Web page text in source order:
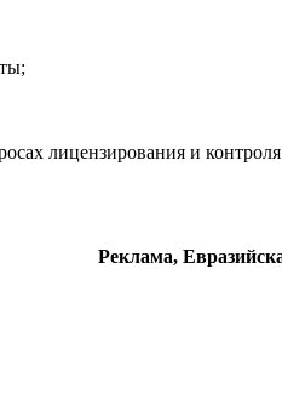
лицензирования и
Реклама,